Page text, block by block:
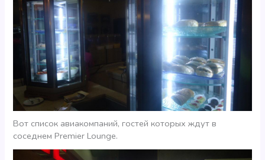
Вот список авиакомпаний, гостей которых ждут в
соседнем Premier Lounge.